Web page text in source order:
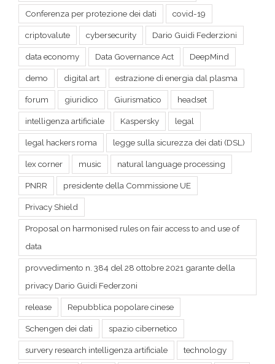
Conferenza per protezione dei dati covid-19
criptovalute cybersecurity Dario Guidi Federzioni
data economy Data Governance Act DeepMind
demo digital art estrazione di energia dal plasma
forum giuridico Giurismatico headset
intelligenza artificiale Kaspersky legal
legal hackers roma legge sulla sicurezza dei dati (DSL)
lex corner music natural language processing
PNRR presidente della Commissione UE
Privacy Shield
Proposal on harmonised rules on fair access to and use of
data
provvedimento n. 384 del 28 ottobre 2021 garante della
privacy Dario Guidi Federzoni
release Repubblica popolare cinese
Schengen dei dati spazio cibernetico
survery research intelligenza artificiale technology